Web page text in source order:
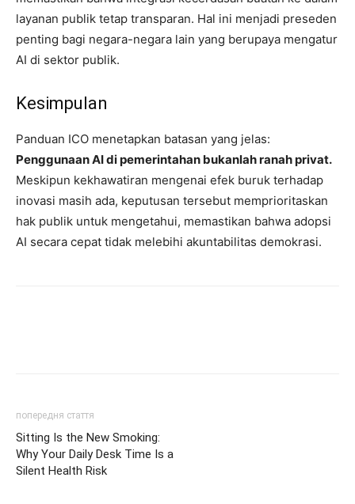
layanan publik tetap transparan. Hal ini menjadi preseden
penting bagi negara-negara lain yang berupaya mengatur
AI di sektor publik.
Kesimpulan
Panduan ICO menetapkan batasan yang jelas:
Penggunaan AI di pemerintahan bukanlah ranah privat.
Meskipun kekhawatiran mengenai efek buruk terhadap
inovasi masih ada, keputusan tersebut memprioritaskan
hak publik untuk mengetahui, memastikan bahwa adopsi
AI secara cepat tidak melebihi akuntabilitas demokrasi.
попередня стаття
Sitting Is the New Smoking:
Why Your Daily Desk Time Is a
Silent Health Risk